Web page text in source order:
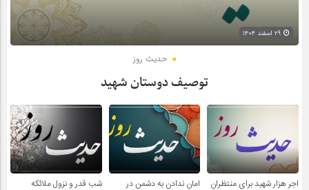
حدیث روز
توصیف دوستان شهید
اجر هزار شهید برای منتظران
امان ندادن به دشمن در
شب قدر و نزول ملائکه